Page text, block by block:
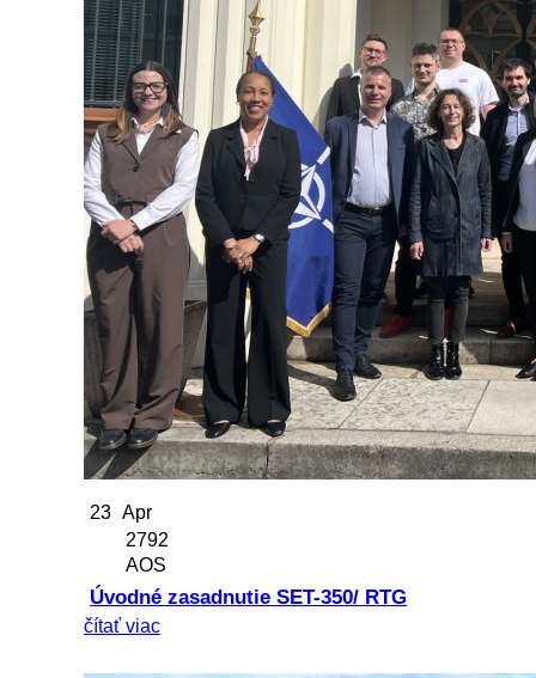
23 Apr
2792
AOS
Úvodné zasadnutie SET-350/ RTG
čítať viac